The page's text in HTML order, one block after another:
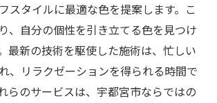
スタイルに最適な色を提案します。こ
、自分の個性を引き立てる色を見つけ
最新の技術を駆使した施術は、忙しい
、リラクゼーションを得られる時間で
らのサービスは、宇都宮市ならではの